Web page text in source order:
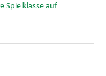
Spielklasse auf